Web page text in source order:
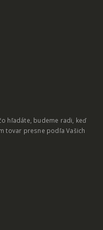
hľadáte, budeme radi, keď
tovar presne podľa Vašich